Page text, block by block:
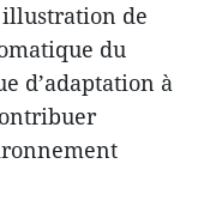
illustration de
du
d’adaptation à